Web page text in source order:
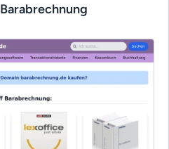
Barabrechnung